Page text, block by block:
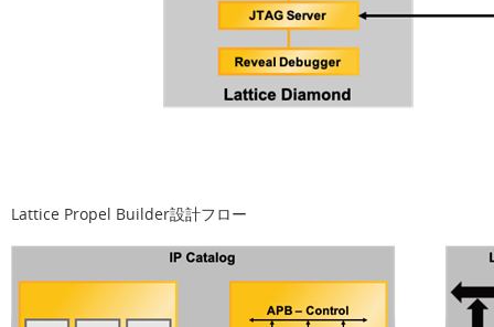
Lattice Propel Builder設計フロー